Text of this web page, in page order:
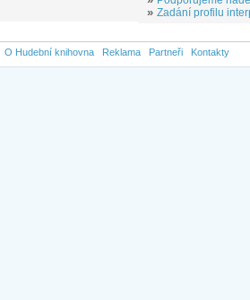
» Zadání profilu
O Hudební knihovna Reklama Partneři Kontakty